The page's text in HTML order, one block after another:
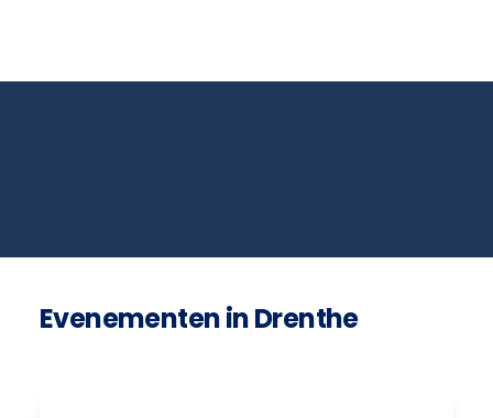
Evenementen in Drenthe